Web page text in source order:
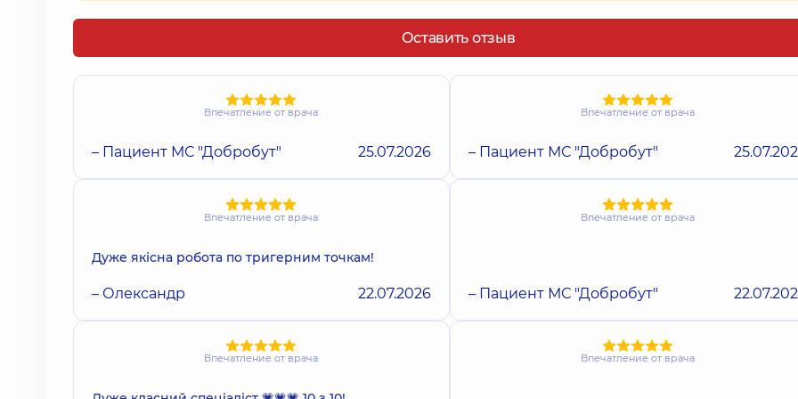
Оставить отзыв
Впечатление от врача
– Пациент МС "Добробут" 25.07.2026
Впечатление от врача
– Пациент МС "Добробут"
Впечатление от врача
Дуже якісна робота по тригерним точкам!
– Олександр 22.07.2026
Впечатление от врача
– Пациент МС "Добробут"
Впечатление от врача Впечатление от врача